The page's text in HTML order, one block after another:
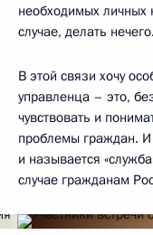
необходимых личных
случае, делать нечего.
В этой связи хочу
управленца – это,
чувствовать и
проблемы граждан. И
и называется
случае гражданам